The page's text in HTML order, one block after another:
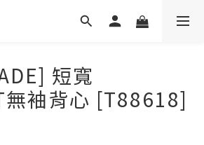
短寬
無袖背心 [T88618]